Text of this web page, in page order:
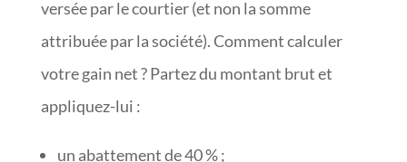
versée par le courtier (et non la somme
attribuée par la société). Comment calculer
votre gain net ? Partez du montant brut et
appliquez-lui :
un abattement de 40 % ;